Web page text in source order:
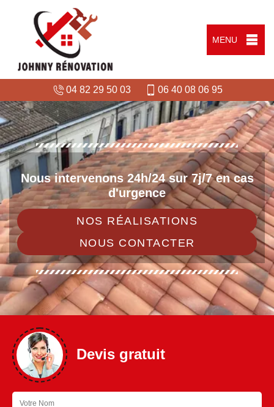
MENU
04 82 29 50 03 06 40 08 06 95
Nous intervenons 24h/24 sur 7j/7 en cas
d'urgence
NOS RÉALISATIONS
NOUS CONTACTER
Devis gratuit